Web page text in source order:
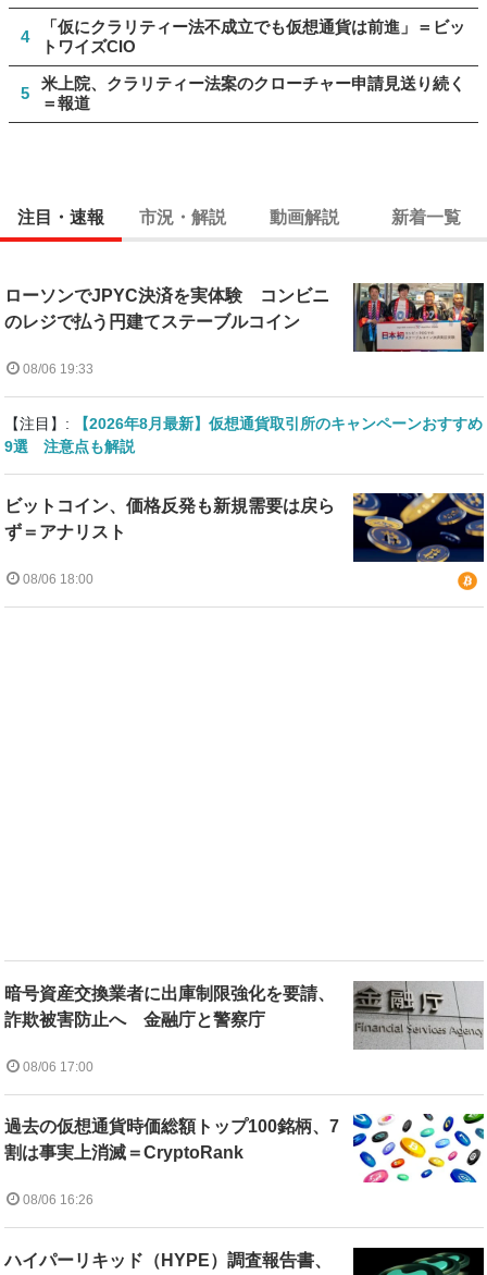
4
「仮にクラリティー法不成立でも仮想通貨は前進」＝ビッ
トワイズCIO
5
米上院、クラリティー法案のクローチャー申請見送り続く
＝報道
注目・速報 市況・解説 動画解説 新着一覧
ローソンでJPYC決済を実体験 コンビニ
のレジで払う円建てステーブルコイン
08/06 19:33
【注目】:
【2026年8月最新】仮想通貨取引所のキャンペーンおすすめ
9選 注意点も解説
ビットコイン、価格反発も新規需要は戻ら
ず＝アナリスト
08/06 18:00
暗号資産交換業者に出庫制限強化を要請、
詐欺被害防止へ 金融庁と警察庁
08/06 17:00
過去の仮想通貨時価総額トップ100銘柄、7
割は事実上消滅＝CryptoRank
08/06 16:26
ハイパーリキッド（HYPE）調査報告書、